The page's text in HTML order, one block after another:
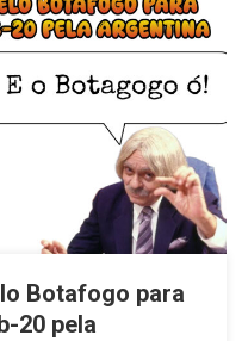
Botafogo para
20 pela